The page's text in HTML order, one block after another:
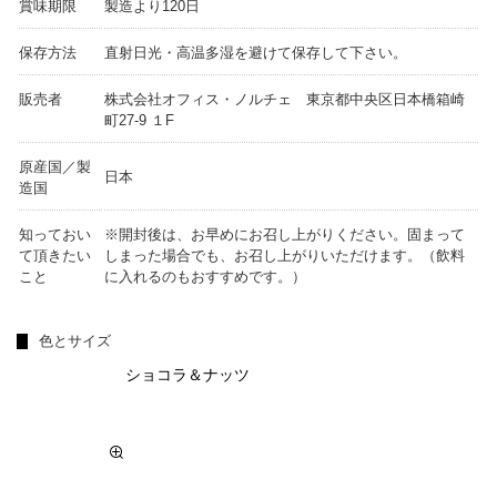
賞味期限 製造より120日
保存方法 直射日光・高温多湿を避けて保存して下さい。
販売者
株式会社オフィス・ノルチェ 東京都中央区日本橋箱崎
町27-9 １F
原産国／製
造国
日本
知っておい
て頂きたい
こと
※開封後は、お早めにお召し上がりください。固まって
しまった場合でも、お召し上がりいただけます。（飲料
に入れるのもおすすめです。）
色とサイズ
ショコラ＆ナッツ